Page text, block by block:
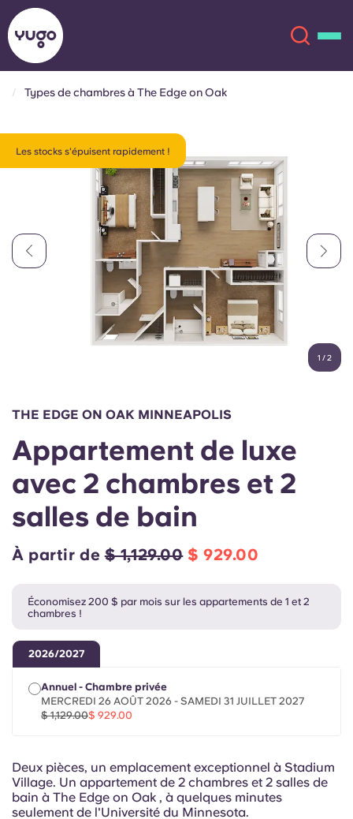
Lieux
Compte Langue
Chinese
Español
Se connecter
English (US)
Chinese Español
Català
Italian French
Portuguese
Types de chambres à The Edge on Oak
Les stocks s'épuisent rapidement !
1 /2
THE EDGE ON OAK MINNEAPOLIS
Appartement de luxe
avec 2 chambres et 2
salles de bain
À partir de$ 1,129.00 $ 929.00
Économisez 200 $ par mois sur les appartements de 1 et 2
chambres !
2026/2027
Annuel - Chambre privée
MERCREDI 26 AOÛT 2026 - SAMEDI 31 JUILLET 2027
$ 1,129.00$ 929.00
Deux pièces, un emplacement exceptionnel à Stadium
Village. Un appartement de 2 chambres et 2 salles de
bain à The Edge on Oak , à quelques minutes
seulement de l'Université du Minnesota.